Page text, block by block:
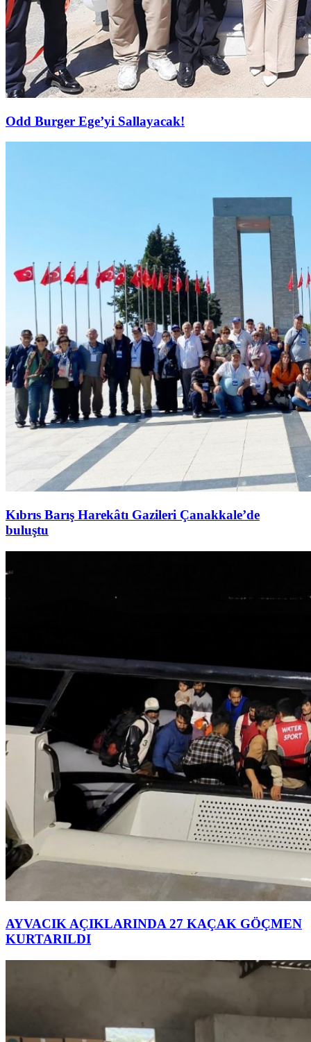
Odd Burger Ege’yi Sallayacak!
Kıbrıs Barış Harekâtı Gazileri Çanakkale’de
buluştu
AYVACIK AÇIKLARINDA 27 KAÇAK GÖÇMEN
KURTARILDI